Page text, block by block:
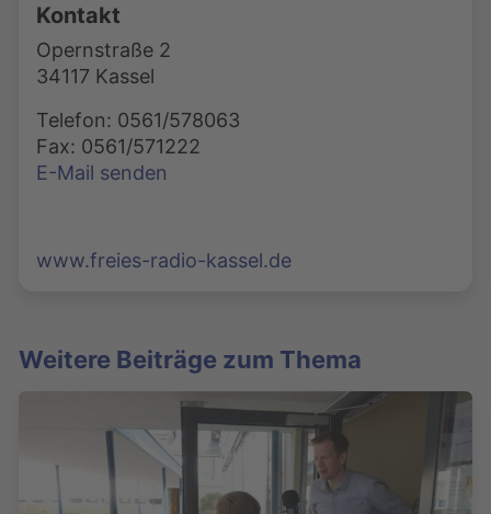
Kontakt
Opernstraße 2
34117 Kassel
Telefon: 0561/578063
Fax: 0561/571222
E-Mail senden
www.freies-radio-kassel.de
Weitere Beiträge zum Thema